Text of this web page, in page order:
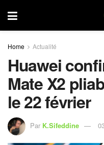
Home Actualité
Huawei
Mate X2
le 22 février
Par K.Sifeddine